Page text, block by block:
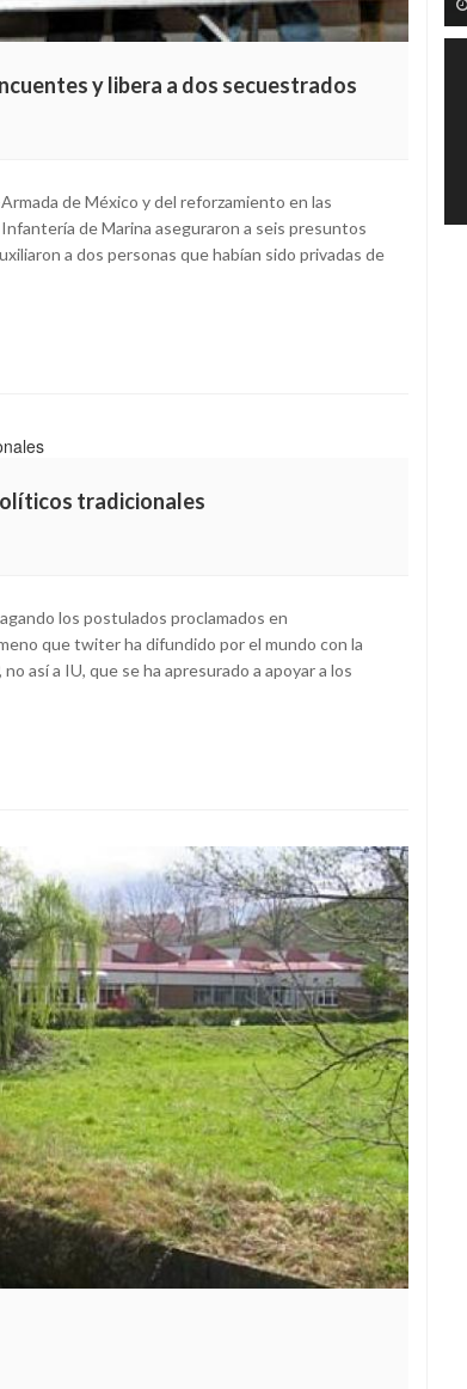
y libera a dos secuestrados
de México y del reforzamiento en las
de Marina aseguraron a seis presuntos
a dos personas que habían sido privadas de
tradicionales
los postulados proclamados en
que twiter ha difundido por el mundo con la
así a IU, que se ha apresurado a apoyar a los